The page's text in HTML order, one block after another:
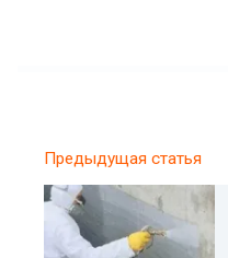
Предыдущая статья